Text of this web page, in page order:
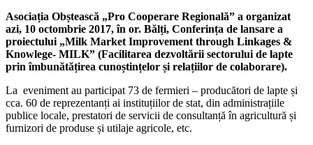
Asociația Obștească „Pro Cooperare Regională” a organizat
azi, 10 octombrie 2017, în or. Bălți, Conferința de lansare a
proiectului „Milk Market Improvement through Linkages &
Knowlege- MILK” (Facilitarea dezvoltării sectorului de lapte
prin îmbunătățirea cunoștințelor și relațiilor de colaborare).
La eveniment au participat 73 de fermieri – producători de lapte și
cca. 60 de reprezentanți ai instituțiilor de stat, din administrațiile
publice locale, prestatori de servicii de consultanță în agricultură și
furnizori de produse și utilaje agricole, etc.